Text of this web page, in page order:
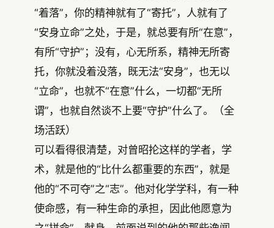
“着落”，你的精神就有了“寄托”，人就有了
“安身立命”之处，于是，就总要有所“在意”，
有所“守护”；没有，心无所系，精神无所寄
托，你就没着没落，既无法“安身”，也无以
“立命”，也就不“在意”什么，一切都“无所
谓”，也就自然谈不上要“守护”什么了。（全
场活跃）
可以看得很清楚，对曾昭抡这样的学者，学
术，就是他的“比什么都重要的东西”，就是
他的“不可夺”之“志”。他对化学学科，有一种
使命感，有一种生命的承担，因此他愿意为